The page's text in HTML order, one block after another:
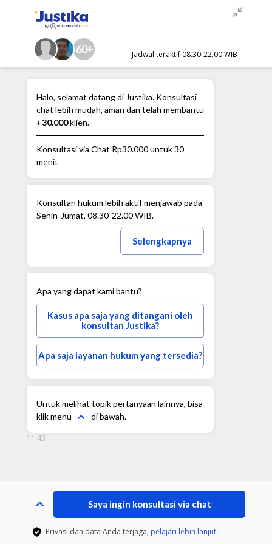
60+ Jadwal teraktif 08.30-22.00 WIB
Halo, selamat datang di Justika. Konsultasi
chat lebih mudah, aman dan telah membantu
+30.000klien.
Konsultasi via Chat Rp30.000untuk 30
menit
Konsultan hukum lebih aktif menjawab pada
Senin-Jumat, 08.30-22.00 WIB.
Selengkapnya
Apa yang dapat kami bantu?
Kasus apa saja yang ditangani oleh
konsultan Justika?
Apa saja layanan hukum yang tersedia?
Untuk melihat topik pertanyaan lainnya, bisa
klik menu
di bawah.
11:43
Saya ingin konsultasi via chat
Privasi dan data Anda terjaga, pelajari lebih lanjut